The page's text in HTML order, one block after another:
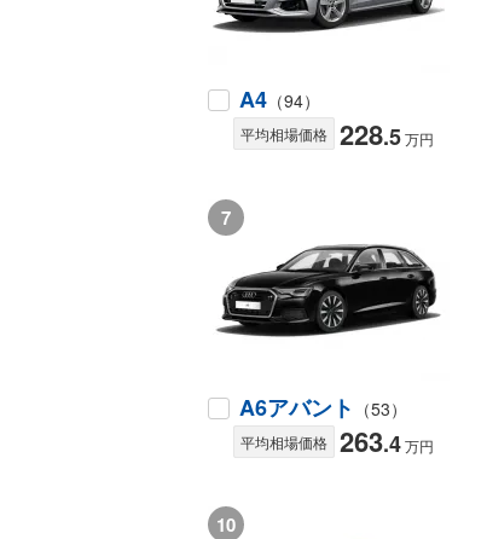
A4 （94）
平均相場価格 228.5万円
7
A6アバント （53）
平均相場価格 263.4万円
10